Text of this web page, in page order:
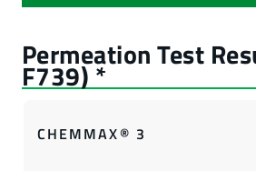
CHEMMAX® 3